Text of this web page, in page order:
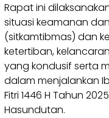
Rapat ini
situasi keamanan
(sitkamtibmas) dan
ketertiban,
yang kondusif serta
dalam menjalankan
Fitri 1446 H Tahun
Hasundutan.